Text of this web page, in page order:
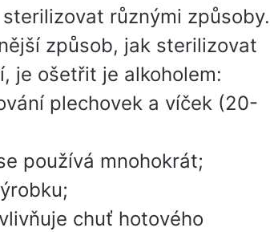
různými způsoby.
způsob, jak sterilizovat
je ošetřit je alkoholem:
plechovek a víček (20-
používá mnohokrát;
chuť hotového